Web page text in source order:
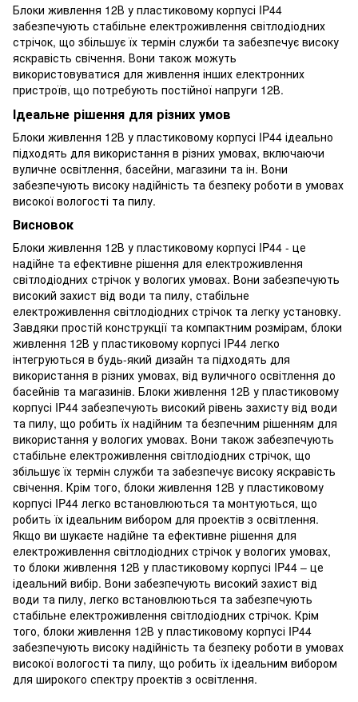
Блоки живлення 12В у пластиковому корпусі IP44
забезпечують стабільне електроживлення світлодіодних
стрічок, що збільшує їх термін служби та забезпечує високу
яскравість свічення. Вони також можуть
використовуватися для живлення інших електронних
пристроїв, що потребують постійної напруги 12В.
Ідеальне рішення для різних умов
Блоки живлення 12В у пластиковому корпусі IP44 ідеально
підходять для використання в різних умовах, включаючи
вуличне освітлення, басейни, магазини та ін. Вони
забезпечують високу надійність та безпеку роботи в умовах
високої вологості та пилу.
Висновок
Блоки живлення 12В у пластиковому корпусі IP44 - це
надійне та ефективне рішення для електроживлення
світлодіодних стрічок у вологих умовах. Вони забезпечують
високий захист від води та пилу, стабільне
електроживлення світлодіодних стрічок та легку установку.
Завдяки простій конструкції та компактним розмірам, блоки
живлення 12В у пластиковому корпусі IP44 легко
інтегруються в будь-який дизайн та підходять для
використання в різних умовах, від вуличного освітлення до
басейнів та магазинів. Блоки живлення 12В у пластиковому
корпусі IP44 забезпечують високий рівень захисту від води
та пилу, що робить їх надійним та безпечним рішенням для
використання у вологих умовах. Вони також забезпечують
стабільне електроживлення світлодіодних стрічок, що
збільшує їх термін служби та забезпечує високу яскравість
свічення. Крім того, блоки живлення 12В у пластиковому
корпусі IP44 легко встановлюються та монтуються, що
робить їх ідеальним вибором для проектів з освітлення.
Якщо ви шукаєте надійне та ефективне рішення для
електроживлення світлодіодних стрічок у вологих умовах,
то блоки живлення 12В у пластиковому корпусі IP44 – це
ідеальний вибір. Вони забезпечують високий захист від
води та пилу, легко встановлюються та забезпечують
стабільне електроживлення світлодіодних стрічок. Крім
того, блоки живлення 12В у пластиковому корпусі IP44
забезпечують високу надійність та безпеку роботи в умовах
високої вологості та пилу, що робить їх ідеальним вибором
для широкого спектру проектів з освітлення.